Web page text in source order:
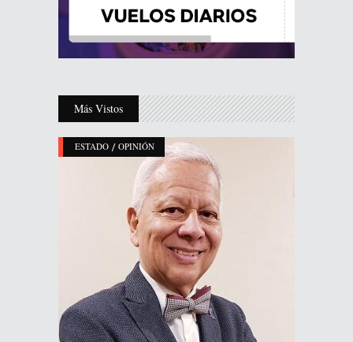
Más Vistos
ESTADO / OPINIÓN